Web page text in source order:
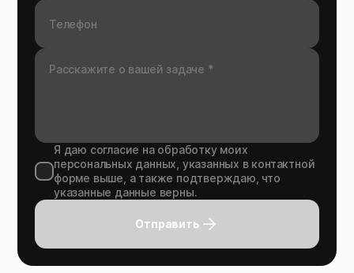
Я даю согласие на обработку моих
персональных данных, указанных в контактной
форме выше, а также подтверждаю, что
указанные данные верны.
Отправить